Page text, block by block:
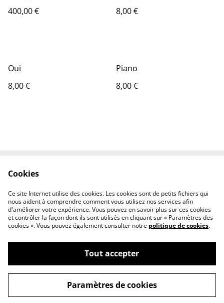
400,00 €
8,00 €
Oui
8,00 €
Piano
8,00 €
Politique de
confidentialité
Politique de cookies
©2026Rubin Plummer
powered by
Cookies
Ce site Internet utilise des cookies. Les cookies sont de petits fichiers qui
nous aident à comprendre comment vous utilisez nos services afin
d'améliorer votre expérience. Vous pouvez en savoir plus sur ces cookies
et contrôler la façon dont ils sont utilisés en cliquant sur « Paramètres des
cookies ». Vous pouvez également consulter notre politique de cookies.
Tout accepter
Paramètres de cookies